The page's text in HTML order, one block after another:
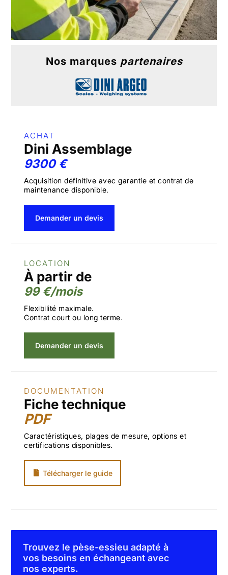
Nos marques partenaires
ACHAT
Dini Assemblage
9300 €
Acquisition définitive avec garantie et contrat de
maintenance disponible.
Demander un devis
LOCATION
À partir de
99 €/mois
Flexibilité maximale.
Contrat court ou long terme.
Demander un devis
DOCUMENTATION
Fiche technique
PDF
Caractéristiques, plages de mesure, options et
certifications disponibles.
Télécharger le guide
Trouvez le pèse-essieu adapté à
vos besoins en échangeant avec
nos experts.